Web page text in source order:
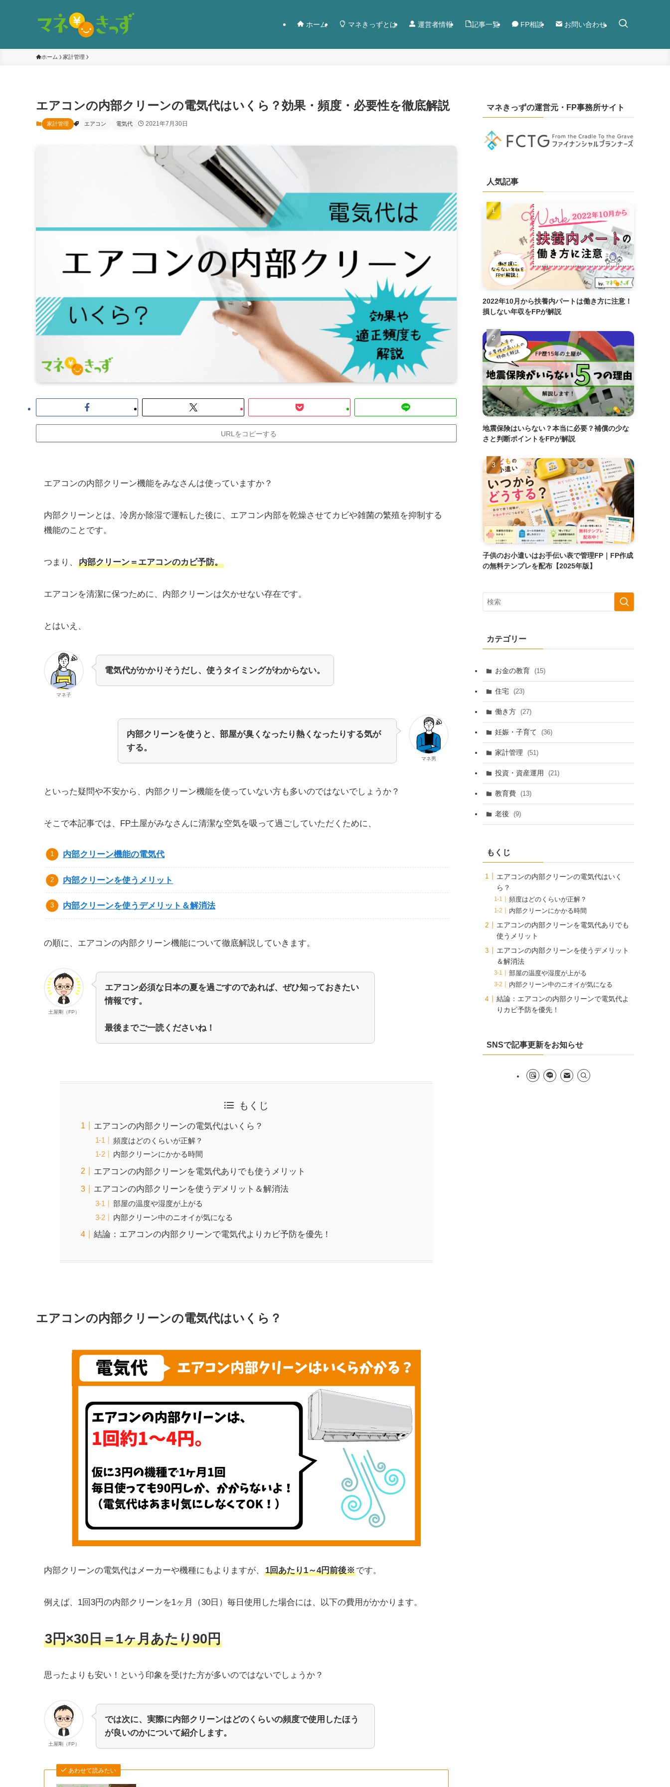
ホーム マネきっずとは 運営者情報 記事一覧 FP相談 お問い合わせ
ホーム 家計管理
エアコンの内部クリーンの電気代はいくら？効果・頻度・必要性を徹底解説
家計管理 エアコン 電気代 2021年7月30日
URLをコピーする
エアコンの内部クリーン機能をみなさんは使っていますか？
内部クリーンとは、冷房か除湿で運転した後に、エアコン内部を乾燥させてカビや雑菌の繁殖を抑制する
機能のことです。
つまり、 内部クリーン＝エアコンのカビ予防。
エアコンを清潔に保つために、内部クリーンは欠かせない存在です。
とはいえ、
マネ子
電気代がかかりそうだし、使うタイミングがわからない。
マネ男
内部クリーンを使うと、部屋が臭くなったり熱くなったりする気が
する。
といった疑問や不安から、内部クリーン機能を使っていない方も多いのではないでしょうか？
そこで本記事では、FP土屋がみなさんに清潔な空気を吸って過ごしていただくために、
内部クリーン機能の電気代
内部クリーンを使うメリット
内部クリーンを使うデメリット＆解消法
の順に、エアコンの内部クリーン機能について徹底解説していきます。
土屋剛（FP）
エアコン必須な日本の夏を過ごすのであれば、ぜひ知っておきたい
情報です。
最後までご一読くださいね！
もくじ
エアコンの内部クリーンの電気代はいくら？
頻度はどのくらいが正解？
内部クリーンにかかる時間
エアコンの内部クリーンを電気代ありでも使うメリット
エアコンの内部クリーンを使うデメリット＆解消法
部屋の温度や湿度が上がる
内部クリーン中のニオイが気になる
結論：エアコンの内部クリーンで電気代よりカビ予防を優先！
エアコンの内部クリーンの電気代はいくら？
内部クリーンの電気代はメーカーや機種にもよりますが、 1回あたり1～4円前後※です。
例えば、1回3円の内部クリーンを1ヶ月（30日）毎日使用した場合には、以下の費用がかかります。
3円×30日＝1ヶ月あたり90円
思ったよりも安い！という印象を受けた方が多いのではないでしょうか？
土屋剛（FP）
では次に、実際に内部クリーンはどのくらいの頻度で使用したほう
が良いのかについて紹介します。
あわせて読みたい
マネきっずの運営元・FP事務所サイト
人気記事
2022年10月から扶養内パートは働き方に注意！
損しない年収をFPが解説
地震保険はいらない？本当に必要？補償の少な
さと判断ポイントをFPが解説
子供のお小遣いはお手伝い表で管理FP｜FP作成
の無料テンプレを配布【2025年版】
カテゴリー
お金の教育 (15)
住宅 (23)
働き方 (27)
妊娠・子育て (36)
家計管理 (51)
投資・資産運用 (21)
教育費 (13)
老後 (9)
もくじ
エアコンの内部クリーンの電気代はいく
ら？
頻度はどのくらいが正解？
内部クリーンにかかる時間
エアコンの内部クリーンを電気代ありでも
使うメリット
エアコンの内部クリーンを使うデメリット
＆解消法
部屋の温度や湿度が上がる
内部クリーン中のニオイが気になる
結論：エアコンの内部クリーンで電気代よ
りカビ予防を優先！
SNSで記事更新をお知らせ